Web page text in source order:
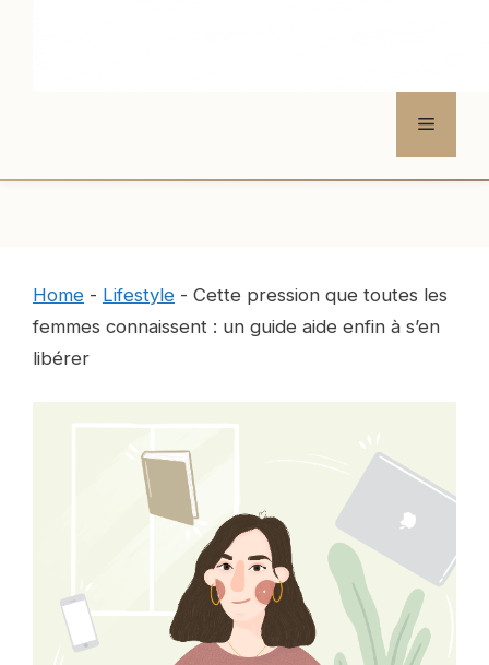
Menu
Home - Lifestyle - Cette pression que toutes les
femmes connaissent : un guide aide enfin à s’en
libérer